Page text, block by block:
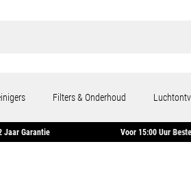
Filters & Onderhoud
2 Jaar Garantie Voor